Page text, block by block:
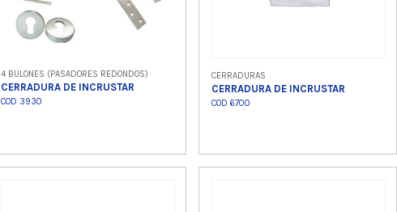
4 BULONES (PASADORES REDONDOS)
CERRADURA DE INCRUSTAR
COD 3930
CERRADURAS
CERRADURA DE INCRUSTAR
COD 6700